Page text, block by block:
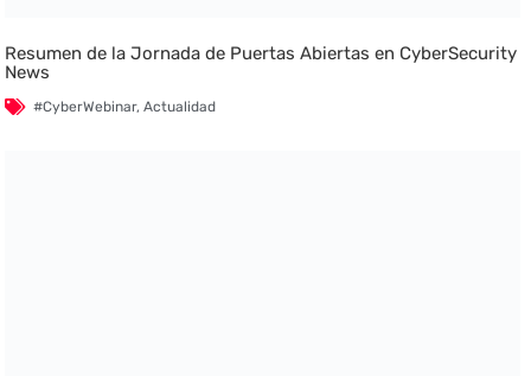
Resumen de la Jornada de Puertas Abiertas en CyberSecurity
News
#CyberWebinar,Actualidad